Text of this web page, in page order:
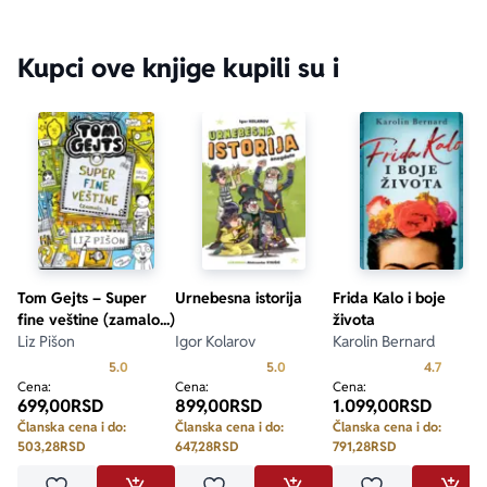
Kupci ove knjige kupili su i
Tom Gejts – Super
fine veštine (zamalo...)
Liz Pišon
5.0 Prosecna ocena je 5.0 od 5
Cena:
699,00RSD
Članska cena i do:
503,28RSD
Urnebesna istorija
Igor Kolarov
5.0 Prosecna ocena je 5.0 od 5
Cena:
899,00RSD
Članska cena i do:
647,28RSD
Frida Kalo i boje
života
Karolin Bernard
4.7
Cena:
1.099,00RSD
Članska cena i do:
791,28RSD